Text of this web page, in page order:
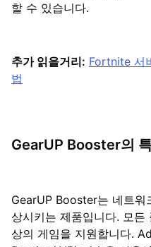
할 수 있습니다.
추가 읽을거리: Fortnite 서
법
GearUP Booster의
GearUP Booster는 네트워
상시키는 제품입니다. 모든
상의 게임을 지원합니다.